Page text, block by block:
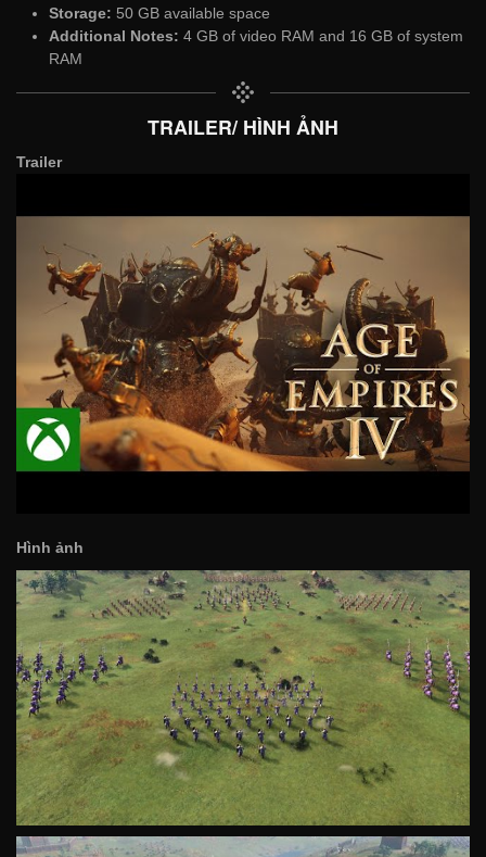
Storage: 50 GB available space
Additional Notes: 4 GB of video RAM and 16 GB of system
RAM
TRAILER/ HÌNH ẢNH
Trailer
Hình ảnh